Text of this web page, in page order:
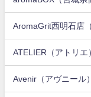
AromaGrit西明石店
ATELIER（アトリエ
Avenir（アヴニール